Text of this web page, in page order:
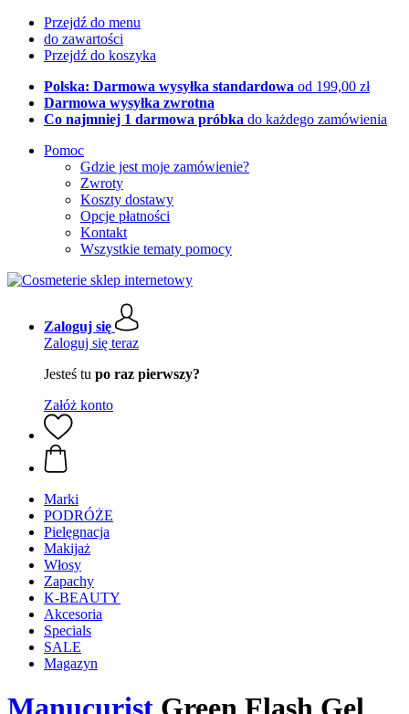
Przejdź do menu
do zawartości
Przejdź do koszyka
Polska: Darmowa wysyłka standardowa od 199,00 zł
Darmowa wysyłka zwrotna
Co najmniej 1 darmowa próbka do każdego zamówienia
Pomoc
Gdzie jest moje zamówienie?
Zwroty
Koszty dostawy
Opcje płatności
Kontakt
Wszystkie tematy pomocy
Zaloguj się
Zaloguj się teraz
Jesteś tu po raz pierwszy?
Załóż konto
Marki
PODRÓŻE
Pielęgnacja
Makijaż
Włosy
Zapachy
K-BEAUTY
Akcesoria
Specials
SALE
Magazyn